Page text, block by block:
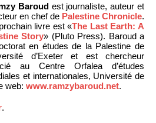
Baroudest journaliste, auteur et
en chef de Palestine Chronicle.
livre est «The Last Earth: A
Story» (Pluto Press). Baroud a
en études de la Palestine de
d’Exeter et est chercheur
au Centre Orfalea d’études
et internationales, Université de
web: www.ramzybaroud.net.
.